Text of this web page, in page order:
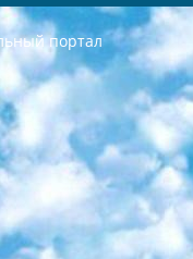
портал
при специализированных образовательных учреждениях. научно-практический центр квалификации и международной оценки (Д.Давидова) 2024 г. До 25 марта: задания по предметам, по которым будет проводиться итоговая аттестация разработка и утверждение технических условий; итоговая аттестация на основании разработанного предметного задания разработка вопросов по предметам (устно и письменно), экзамен передача; общеобразовательные средние школы и специальные учебные заведения учащиеся выпускных классов школ и интернатов в агентской системе подготовка базы данных экзаменационных материалов и критериев оценки; перевод базы экзаменационных материалов на все языки обучения подать в Республиканский образовательный центр для изготовления; варианты экзаменов на основе разработанных контрольных материалов пусть будут поставлены задачи формирования. 3. Республиканский образовательный центр (Ш.Худайкулов) до 5 апреля 2024 года. до: база данных предоставленных экзаменационных материалов на все языки обучения перевод и экспертиза; для слепых, слабовидящих, глухих, слабослышащих и умственно отсталых детей учащиеся выпускных классов специализированных школ и школ-интернатов база данных экзаменационных материалов на всех преподаваемых языках подготовка критериев оценки; специализированные школы для умственно отсталых детей и технологии для учащихся выпускных классов школ-интернатов разработка соответствующих рекомендаций и критериев проведения ЕГЭ по естествознанию давать задания. 4. Педагогический при специализированных образовательных учреждениях. Научно-практический центр навыков и международной оценки (Д.Давидова), Республика образовательный центр (Худайкулов Ш.) итоговый государственный